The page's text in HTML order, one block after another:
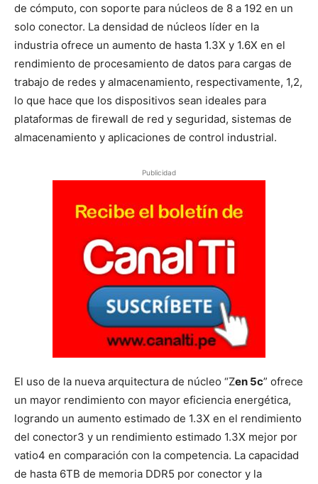
de cómputo, con soporte para núcleos de 8 a 192 en un
solo conector. La densidad de núcleos líder en la
industria ofrece un aumento de hasta 1.3X y 1.6X en el
rendimiento de procesamiento de datos para cargas de
trabajo de redes y almacenamiento, respectivamente, 1,2,
lo que hace que los dispositivos sean ideales para
plataformas de firewall de red y seguridad, sistemas de
almacenamiento y aplicaciones de control industrial.
Publicidad
El uso de la nueva arquitectura de núcleo “Zen 5c” ofrece
un mayor rendimiento con mayor eficiencia energética,
logrando un aumento estimado de 1.3X en el rendimiento
del conector3 y un rendimiento estimado 1.3X mejor por
vatio4 en comparación con la competencia. La capacidad
de hasta 6TB de memoria DDR5 por conector y la